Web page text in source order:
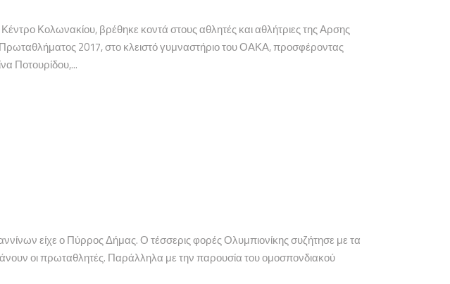
Κολωνακίου, βρέθηκε κοντά στους αθλητές και αθλήτριες της Αρσης
2017, στο κλειστό γυμναστήριο του ΟΑΚΑ, προσφέροντας
Ποτουρίδου,...
είχε ο Πύρρος Δήμας. Ο τέσσερις φορές Ολυμπιονίκης συζήτησε με τα
κάνουν οι πρωταθλητές. Παράλληλα με την παρουσία του ομοσπονδιακού